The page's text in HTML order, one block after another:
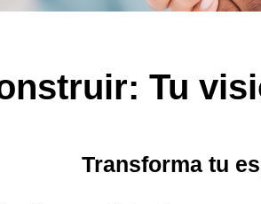
Tu
Transforma tu